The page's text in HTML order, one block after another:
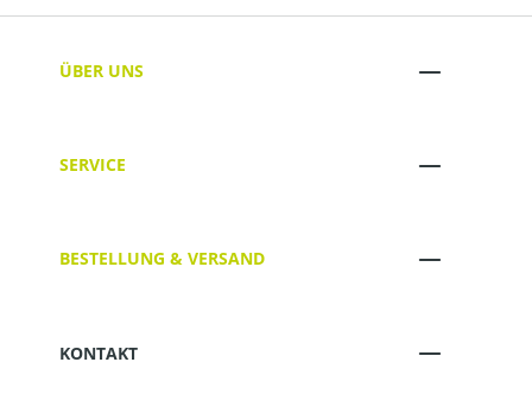
ÜBER UNS
SERVICE
BESTELLUNG & VERSAND
KONTAKT